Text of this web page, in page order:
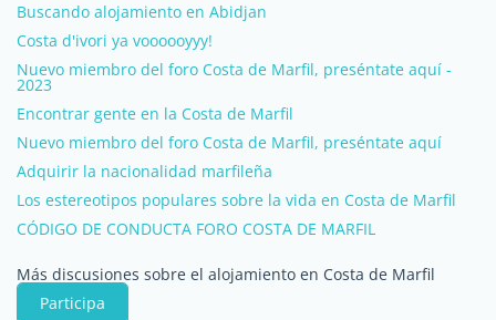
Buscando alojamiento en Abidjan
Costa d'ivori ya voooooyyy!
Nuevo miembro del foro Costa de Marfil, preséntate aquí -
2023
Encontrar gente en la Costa de Marfil
Nuevo miembro del foro Costa de Marfil, preséntate aquí
Adquirir la nacionalidad marfileña
Los estereotipos populares sobre la vida en Costa de Marfil
CÓDIGO DE CONDUCTA FORO COSTA DE MARFIL
Más discusiones sobre el alojamiento en Costa de Marfil
Participa